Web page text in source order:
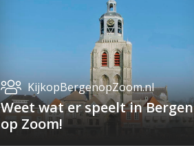
KijkopBergenopZoom.nl
Weet wat er speelt in Bergen
op Zoom!